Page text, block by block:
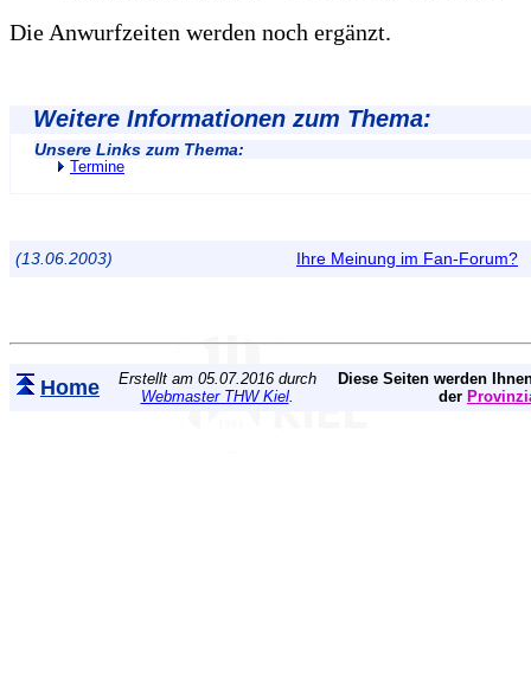
Die Anwurfzeiten werden noch ergänzt.
Weitere Informationen zum Thema:
Unsere Links zum Thema:
Termine
(13.06.2003) Ihre Meinung im Fan-Forum?
Home
Erstellt am 05.07.2016 durch
Webmaster THW Kiel.
Diese Seiten werden
der